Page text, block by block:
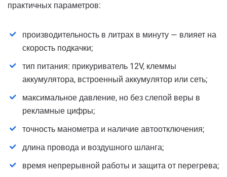
практичных параметров:
производительность в литрах в минуту — влияет на
скорость подкачки;
тип питания: прикуриватель 12V, клеммы
аккумулятора, встроенный аккумулятор или сеть;
максимальное давление, но без слепой веры в
рекламные цифры;
точность манометра и наличие автоотключения;
длина провода и воздушного шланга;
время непрерывной работы и защита от перегрева;